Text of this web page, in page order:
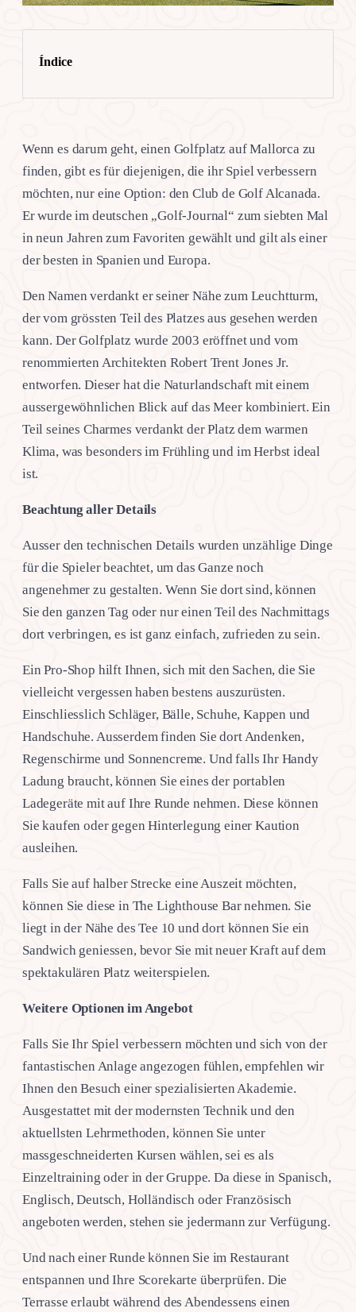
Índice
Wenn es darum geht, einen Golfplatz auf Mallorca zu
finden, gibt es für diejenigen, die ihr Spiel verbessern
möchten, nur eine Option: den Club de Golf Alcanada.
Er wurde im deutschen „Golf-Journal“ zum siebten Mal
in neun Jahren zum Favoriten gewählt und gilt als einer
der besten in Spanien und Europa.
Den Namen verdankt er seiner Nähe zum Leuchtturm,
der vom grössten Teil des Platzes aus gesehen werden
kann. Der Golfplatz wurde 2003 eröffnet und vom
renommierten Architekten Robert Trent Jones Jr.
entworfen. Dieser hat die Naturlandschaft mit einem
aussergewöhnlichen Blick auf das Meer kombiniert. Ein
Teil seines Charmes verdankt der Platz dem warmen
Klima, was besonders im Frühling und im Herbst ideal
ist.
Beachtung aller Details
Ausser den technischen Details wurden unzählige Dinge
für die Spieler beachtet, um das Ganze noch
angenehmer zu gestalten. Wenn Sie dort sind, können
Sie den ganzen Tag oder nur einen Teil des Nachmittags
dort verbringen, es ist ganz einfach, zufrieden zu sein.
Ein Pro-Shop hilft Ihnen, sich mit den Sachen, die Sie
vielleicht vergessen haben bestens auszurüsten.
Einschliesslich Schläger, Bälle, Schuhe, Kappen und
Handschuhe. Ausserdem finden Sie dort Andenken,
Regenschirme und Sonnencreme. Und falls Ihr Handy
Ladung braucht, können Sie eines der portablen
Ladegeräte mit auf Ihre Runde nehmen. Diese können
Sie kaufen oder gegen Hinterlegung einer Kaution
ausleihen.
Falls Sie auf halber Strecke eine Auszeit möchten,
können Sie diese in The Lighthouse Bar nehmen. Sie
liegt in der Nähe des Tee 10 und dort können Sie ein
Sandwich geniessen, bevor Sie mit neuer Kraft auf dem
spektakulären Platz weiterspielen.
Weitere Optionen im Angebot
Falls Sie Ihr Spiel verbessern möchten und sich von der
fantastischen Anlage angezogen fühlen, empfehlen wir
Ihnen den Besuch einer spezialisierten Akademie.
Ausgestattet mit der modernsten Technik und den
aktuellsten Lehrmethoden, können Sie unter
massgeschneiderten Kursen wählen, sei es als
Einzeltraining oder in der Gruppe. Da diese in Spanisch,
Englisch, Deutsch, Holländisch oder Französisch
angeboten werden, stehen sie jedermann zur Verfügung.
Und nach einer Runde können Sie im Restaurant
entspannen und Ihre Scorekarte überprüfen. Die
Terrasse erlaubt während des Abendessens einen